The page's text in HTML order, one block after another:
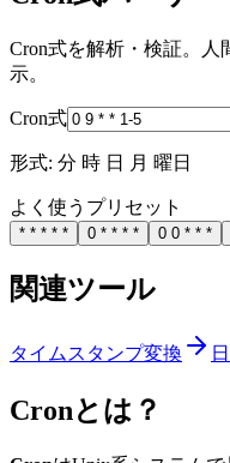
Cron式を解析・検証。人
示。
Cron式
形式: 分 時 日 月 曜日
よく使うプリセット
* * * * * 0 * * * * 0 0 * * *
関連ツール
タイムスタンプ変換
Cronとは？